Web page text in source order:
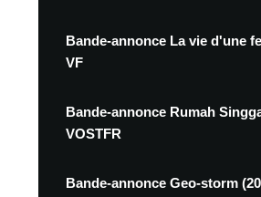
Bande-annonce La vie d'une
VF
Bande-annonce Rumah
VOSTFR
Bande-annonce Geo-storm